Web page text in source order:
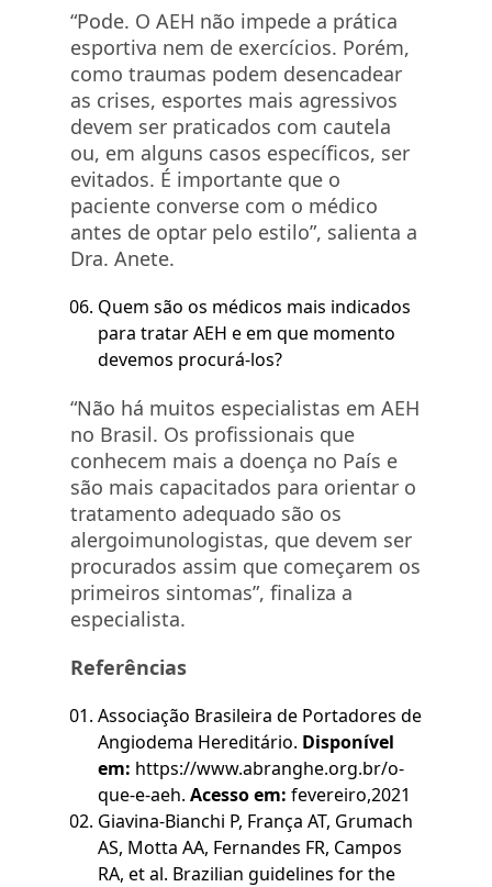
“Pode. O AEH não impede a prática
esportiva nem de exercícios. Porém,
como traumas podem desencadear
as crises, esportes mais agressivos
devem ser praticados com cautela
ou, em alguns casos específicos, ser
evitados. É importante que o
paciente converse com o médico
antes de optar pelo estilo”, salienta a
Dra. Anete.
Quem são os médicos mais indicados
para tratar AEH e em que momento
devemos procurá-los?
“Não há muitos especialistas em AEH
no Brasil. Os profissionais que
conhecem mais a doença no País e
são mais capacitados para orientar o
tratamento adequado são os
alergoimunologistas, que devem ser
procurados assim que começarem os
primeiros sintomas”, finaliza a
especialista.
Referências
Associação Brasileira de Portadores de
Angiodema Hereditário. Disponível
em: https://www.abranghe.org.br/o-
que-e-aeh. Acesso em: fevereiro,2021
Giavina-Bianchi P, França AT, Grumach
AS, Motta AA, Fernandes FR, Campos
RA, et al. Brazilian guidelines for the